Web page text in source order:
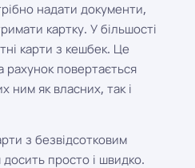
надати документи,
картку. У більшості
карти з кешбек. Це
рахунок повертається
ним як власних, так і
з безвідсотковим
просто і швидко.